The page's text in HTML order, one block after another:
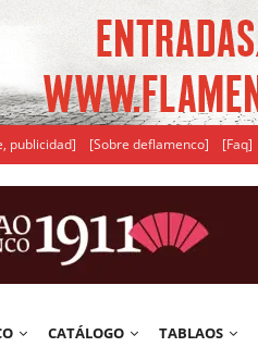
publicidad] [Sobre deflamenco] [Faq]
CATÁLOGO TABLAOS